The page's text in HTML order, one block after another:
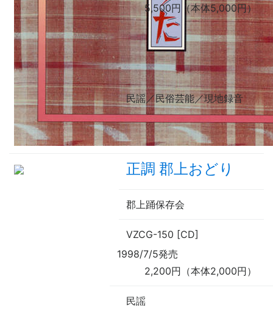
5,500円（本体5,000円）
民謡／民俗芸能／現地録音
正調 郡上おどり
郡上踊保存会
VZCG-150 [CD]
1998/7/5発売
2,200円（本体2,000円）
民謡